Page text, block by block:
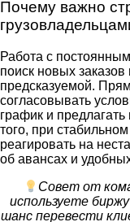
Почему важно
Работа с
поиск новых заказов
предсказуемой.
согласовывать
график и
того, при
реагировать на
об авансах и
Совет от
используете
шанс перевести